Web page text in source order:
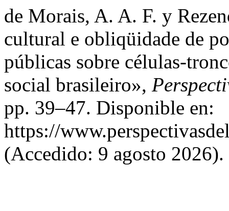
de Morais, A. A. F. y
cultural e obliqüidade de
públicas sobre células-
social brasileiro»,
pp. 39–47. Disponible en:
https://
(Accedido: 9 agosto 2026).